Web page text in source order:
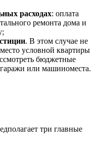
расходах: оплата
ремонта дома и
. В этом случае не
условной квартиры
бюджетные
или машиноместа.
три главные